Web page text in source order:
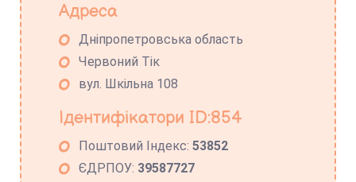
Адреса
Дніпропетровська область
Червоний Тік
вул. Шкільна 108
Ідентифікатори ID:854
Поштовий Індекс:53852
ЄДРПОУ: 39587727